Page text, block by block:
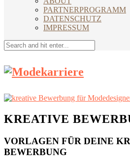
PARTNERPROGRAMM
DATENSCHUTZ
IMPRESSUM
KREATIVE
VORLAGEN FÜR DEINE
BEWERBUNG